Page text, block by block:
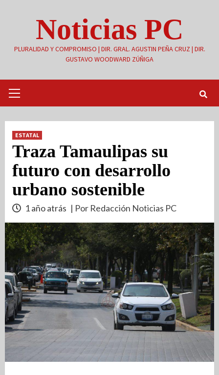
Noticias PC
PLURALIDAD Y COMPROMISO | DIR. GRAL. AGUSTIN PEÑA CRUZ | DIR.
GUSTAVO WOODWARD ZÚÑIGA
primario
ESTATAL
Traza Tamaulipas su
futuro con desarrollo
urbano sostenible
1 año atrás | Por Redacción Noticias PC